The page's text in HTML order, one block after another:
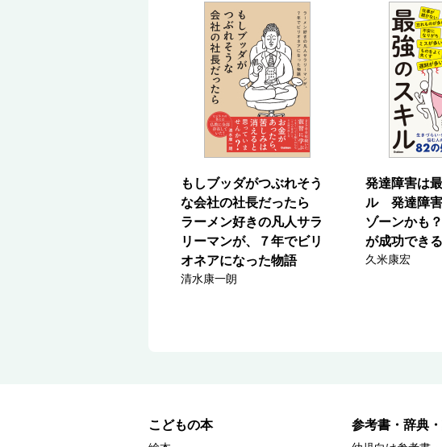
もしブッダがつぶれそう
な会社の社長だったら
ラーメン好きの凡人サラ
リーマンが、７年でビリ
オネアになった物語
清水康一朗
発達障害は
ル 発達障
ゾーンかも
が成功できる
久米康宏
こどもの本 参考書・辞典